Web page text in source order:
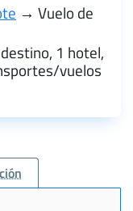
→ Vuelo de
1 hotel,
vuelos